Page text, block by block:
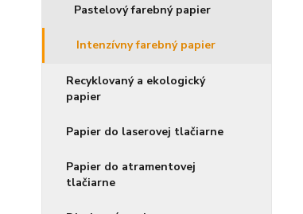
Pastelový farebný papier
Intenzívny farebný papier
Recyklovaný a ekologický
papier
Papier do laserovej tlačiarne
Papier do atramentovej
tlačiarne